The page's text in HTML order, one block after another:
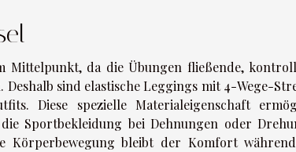
Mittelpunkt, da die Übungen fließende,
sind elastische Leggings mit 4-Wege-
Diese spezielle Materialeigenschaft
Sportbekleidung bei Dehnungen oder
Körperbewegung bleibt der Komfort